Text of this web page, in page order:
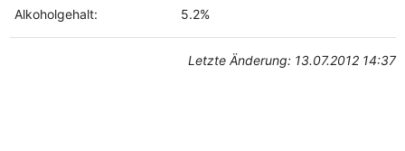
Alkoholgehalt: 5.2%
Letzte Änderung: 13.07.2012 14:37